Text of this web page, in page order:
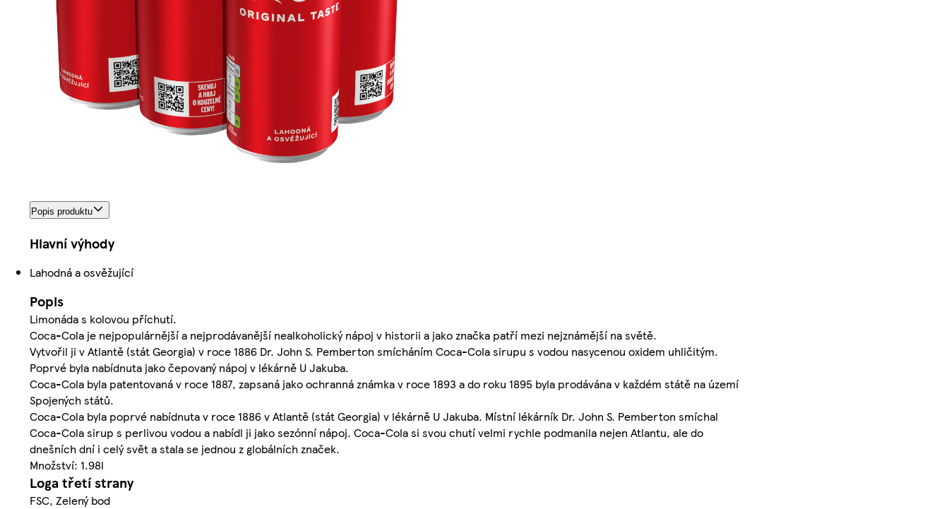
Popis produktu
Hlavní výhody
Lahodná a osvěžující
Popis
Limonáda s kolovou příchutí.
Coca-Cola je nejpopulárnější a nejprodávanější nealkoholický nápoj v historii a jako značka patří mezi nejznámější na světě.
Vytvořil ji v Atlantě (stát Georgia) v roce 1886 Dr. John S. Pemberton smícháním Coca-Cola sirupu s vodou nasycenou oxidem uhličitým.
Poprvé byla nabídnuta jako čepovaný nápoj v lékárně U Jakuba.
Coca-Cola byla patentovaná v roce 1887, zapsaná jako ochranná známka v roce 1893 a do roku 1895 byla prodávána v každém státě na území
Spojených států.
Coca-Cola byla poprvé nabídnuta v roce 1886 v Atlantě (stát Georgia) v lékárně U Jakuba. Místní lékárník Dr. John S. Pemberton smíchal
Coca-Cola sirup s perlivou vodou a nabídl ji jako sezónní nápoj. Coca-Cola si svou chutí velmi rychle podmanila nejen Atlantu, ale do
dnešních dní i celý svět a stala se jednou z globálních značek.
Množství: 1.98l
Loga třetí strany
FSC, Zelený bod